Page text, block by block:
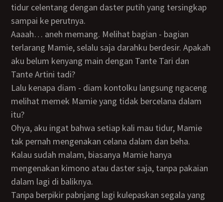
tidur celentang dengan daster putih yang tersingkap
sampai ke perutnya.
Aaaah… aneh memang. Melihat bagian - bagian
terlarang Mamie, selalu saja darahku berdesir. Apakah
aku belum kenyang main dengan Tante Tari dan
Tante Artini tadi?
Lalu kenapa diam - diam kontolku langsung ngaceng
melihat memek Mamie yang tidak bercelana dalam
itu?
Ohya, aku ingat bahwa setiap kali mau tidur, Mamie
tak pernah mengenakan celana dalam dan beha.
Kalau sudah malam, biasanya Mamie hanya
mengenakan kimono atau daster saja, tanpa pakaian
dalam lagi di baliknya.
Tanpa berpikir pabnjang lagi kulepaskan segala yang